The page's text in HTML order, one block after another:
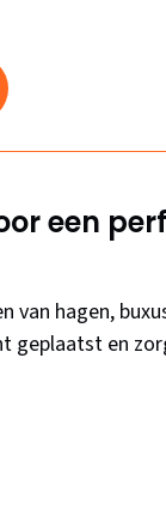
een
van hagen,
geplaatst en